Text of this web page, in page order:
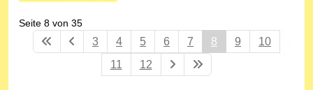
Seite 8 von 35
3 4 5 6 7 8 9
10
11
12